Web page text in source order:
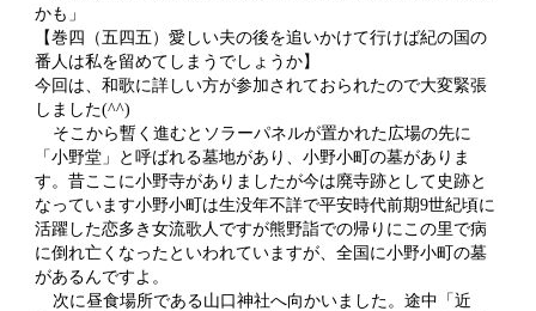
かも」
【巻四（五四五）愛しい夫の後を追いかけて行けば紀の国の
番人は私を留めてしまうでしょうか】
今回は、和歌に詳しい方が参加されておられたので大変緊張
しました(^^)
そこから暫く進むとソラーパネルが置かれた広場の先に
「小野堂」と呼ばれる墓地があり、小野小町の墓がありま
す。昔ここに小野寺がありましたが今は廃寺跡として史跡と
なっています小野小町は生没年不詳で平安時代前期9世紀頃に
活躍した恋多き女流歌人ですが熊野詣での帰りにこの里で病
に倒れ亡くなったといわれていますが、全国に小野小町の墓
があるんですよ。
次に昼食場所である山口神社へ向かいました。途中「近